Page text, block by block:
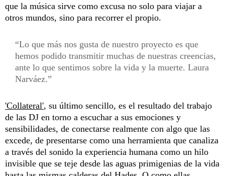
que la música sirve como excusa no solo para viajar a
otros mundos, sino para recorrer el propio.
Lo que más nos gusta de nuestro proyecto es que
hemos podido transmitir muchas de nuestras creencias,
ante lo que sentimos sobre la vida y la muerte. Laura
Narváez.
'Collateral', su último sencillo, es el resultado del trabajo
de las DJ en torno a escuchar a sus emociones y
sensibilidades, de conectarse realmente con algo que las
excede, de presentarse como una herramienta que canaliza
a través del sonido la experiencia humana como un hilo
invisible que se teje desde las aguas primigenias de la vida